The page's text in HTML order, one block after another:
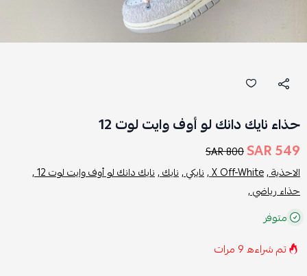
حذاء نايك دانك لو أوف وايت لوت 12
549 SAR
800 SAR
الاحذية ,X Off-White , نايكي ,نايك ,نايك دانك لو أوف وايت لوت 12 ,
حذاء رياضي ,
متوفر
تم شراءه9مرات